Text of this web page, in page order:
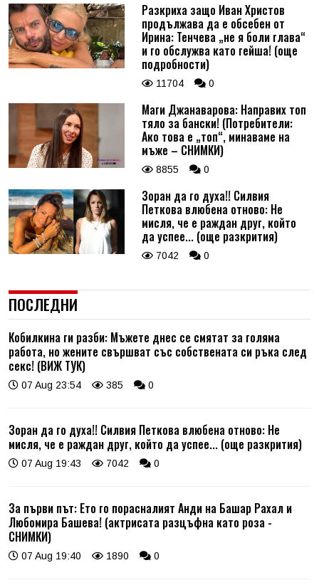
Разкриха защо Иван Христов
продължава да е обсебен от
Ирина: Тенчева „не я боли глава“
и го обслужва като гейша! (още
подробности)
11704 0
Маги Джанаварова: Направих топ
тяло за бански! (Потребители:
Ако това е „топ“, минаваме на
мъже – СНИМКИ)
8855 0
Зоран да го духа!! Силвия
Петкова влюбена отново: Не
мисля, че е раждан друг, който
да успее... (още разкрития)
7042 0
ПОСЛЕДНИ
Кобилкина ги разби: Мъжете днес се смятат за голяма
работа, но жените свършват със собствената си ръка след
секс! (ВИЖ ТУК)
07 Aug 23:54 385 0
Зоран да го духа!! Силвия Петкова влюбена отново: Не
мисля, че е раждан друг, който да успее... (още разкрития)
07 Aug 19:43 7042 0
За първи път: Ето го порасналият Анди на Башар Рахал и
Любомира Башева! (актрисата разцъфна като роза -
СНИМКИ)
07 Aug 19:40 1890 0